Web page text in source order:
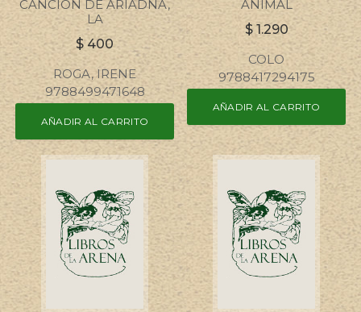
CANCION DE ARIADNA,
LA
$400
ROGA, IRENE
9788499471648
AÑADIR AL CARRITO
ANIMAL
$ 1.290
COLO
9788417294175
AÑADIR AL CARRITO